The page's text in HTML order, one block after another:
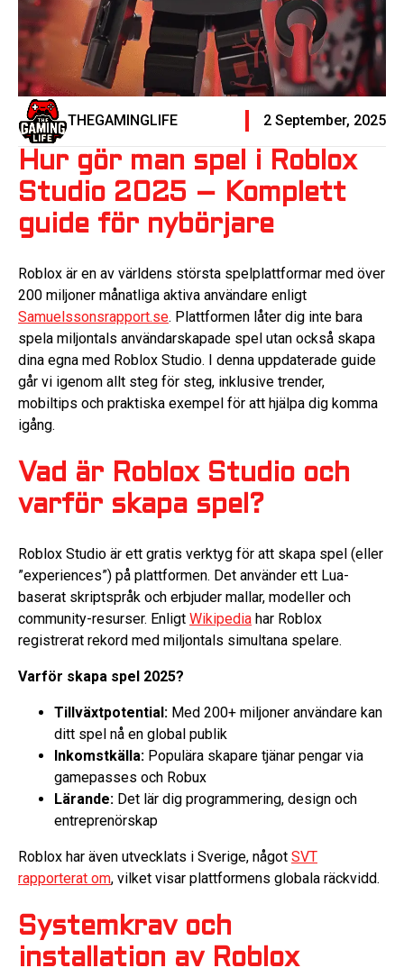
THEGAMINGLIFE 2 September, 2025
Hur gör man spel i Roblox
Studio 2025 – Komplett
guide för nybörjare
Roblox är en av världens största spelplattformar med över
200 miljoner månatliga aktiva användare enligt
Samuelssonsrapport.se. Plattformen låter dig inte bara
spela miljontals användarskapade spel utan också skapa
dina egna med Roblox Studio. I denna uppdaterade guide
går vi igenom allt steg för steg, inklusive trender,
mobiltips och praktiska exempel för att hjälpa dig komma
igång.
Vad är Roblox Studio och
varför skapa spel?
Roblox Studio är ett gratis verktyg för att skapa spel (eller
”experiences”) på plattformen. Det använder ett Lua-
baserat skriptspråk och erbjuder mallar, modeller och
community-resurser. Enligt Wikipedia har Roblox
registrerat rekord med miljontals simultana spelare.
Varför skapa spel 2025?
Tillväxtpotential: Med 200+ miljoner användare kan
ditt spel nå en global publik
Inkomstkälla: Populära skapare tjänar pengar via
gamepasses och Robux
Lärande: Det lär dig programmering, design och
entreprenörskap
Roblox har även utvecklats i Sverige, något SVT
rapporterat om, vilket visar plattformens globala räckvidd.
Systemkrav och
installation av Roblox